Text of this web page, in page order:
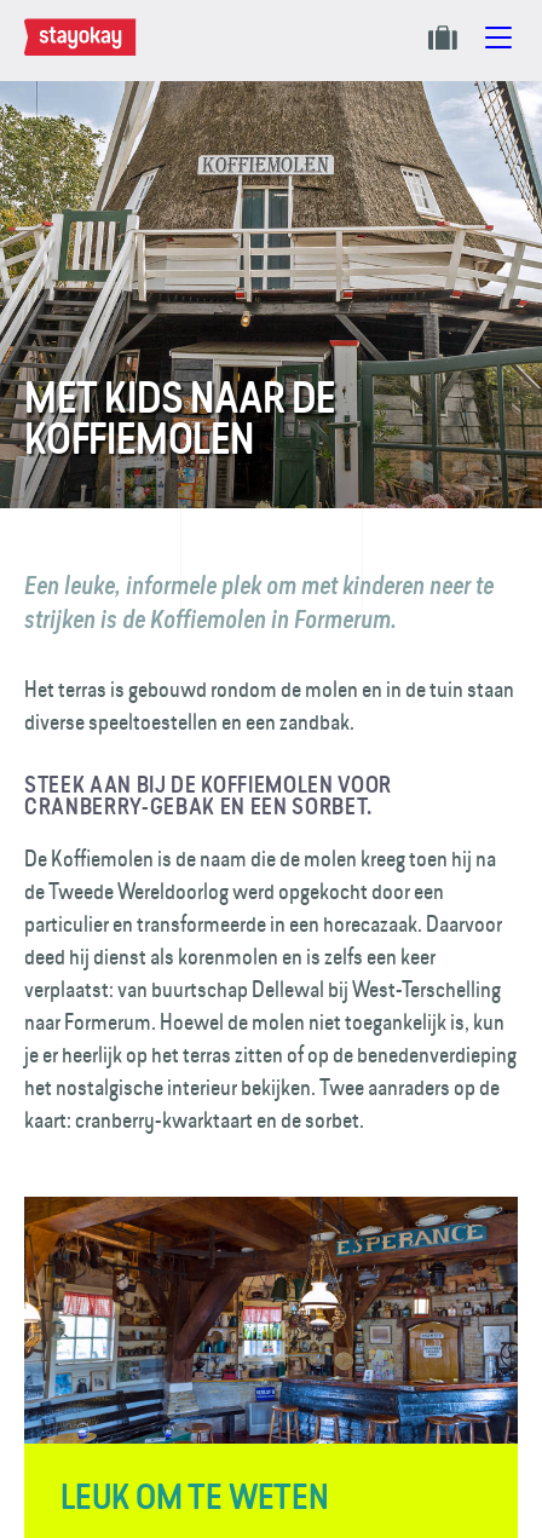
MET KIDS NAAR DE
KOFFIEMOLEN
Een leuke, informele plek om met kinderen neer te
strijken is de Koffiemolen in Formerum.
Het terras is gebouwd rondom de molen en in de tuin staan
diverse speeltoestellen en een zandbak.
STEEK AAN BIJ DE KOFFIEMOLEN VOOR
CRANBERRY-GEBAK EN EEN SORBET.
De Koffiemolen is de naam die de molen kreeg toen hij na
de Tweede Wereldoorlog werd opgekocht door een
particulier en transformeerde in een horecazaak. Daarvoor
deed hij dienst als korenmolen en is zelfs een keer
verplaatst: van buurt­schap Dellewal bij West-Terschelling
naar Formerum. Hoewel de molen niet toegankelijk is, kun
je er heerlijk op het terras zitten of op de benedenverdieping
het nostalgische interieur bekijken. Twee aanraders op de
kaart: cranberry-kwarktaart en de sorbet.
LEUK OM TE WETEN